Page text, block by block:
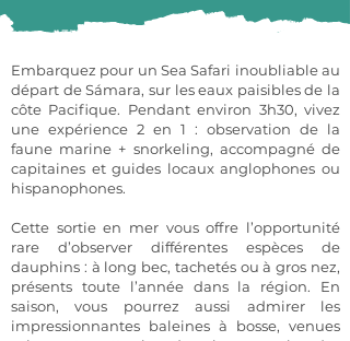
Embarquez pour un Sea Safari inoubliable au
départ de Sámara, sur les eaux paisibles de la
côte Pacifique. Pendant environ 3h30, vivez
une expérience 2 en 1 : observation de la
faune marine + snorkeling, accompagné de
capitaines et guides locaux anglophones ou
hispanophones.
Cette sortie en mer vous offre l’opportunité
rare d’observer différentes espèces de
dauphins : à long bec, tachetés ou à gros nez,
présents toute l’année dans la région. En
saison, vous pourrez aussi admirer les
impressionnantes baleines à bosse, venues